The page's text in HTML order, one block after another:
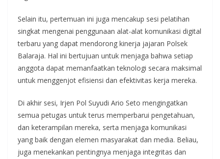
Selain itu, pertemuan ini juga mencakup sesi pelatihan
singkat mengenai penggunaan alat-alat komunikasi digital
terbaru yang dapat mendorong kinerja jajaran Polsek
Balaraja. Hal ini bertujuan untuk menjaga bahwa setiap
anggota dapat memanfaatkan teknologi secara maksimal
untuk menggenjot efisiensi dan efektivitas kerja mereka.
Di akhir sesi, Irjen Pol Suyudi Ario Seto mengingatkan
semua petugas untuk terus memperbarui pengetahuan,
dan keterampilan mereka, serta menjaga komunikasi
yang baik dengan elemen masyarakat dan media. Beliau,
juga menekankan pentingnya menjaga integritas dan